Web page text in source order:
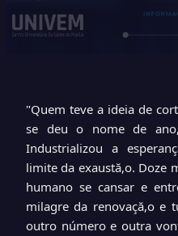
"Quem teve a ideia de
se deu o nome de
Industrializou a
limite da exaustă,o. Doze
humano se cansar e
milagre da renovaçă,o e
outro número e outra